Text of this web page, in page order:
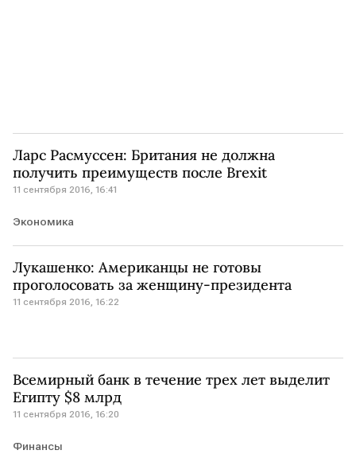
Ларс Расмуссен: Британия не должна
получить преимуществ после Brexit
11 сентября 2016, 16:41
Экономика
Лукашенко: Американцы не готовы
проголосовать за женщину-президента
11 сентября 2016, 16:22
Всемирный банк в течение трех лет выделит
Египту $8 млрд
11 сентября 2016, 16:20
Финансы